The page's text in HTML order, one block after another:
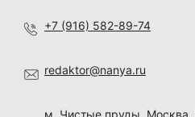
+7 (916) 582-89-74
redaktor@nanya.ru
м. Чистые пруды, Москва,